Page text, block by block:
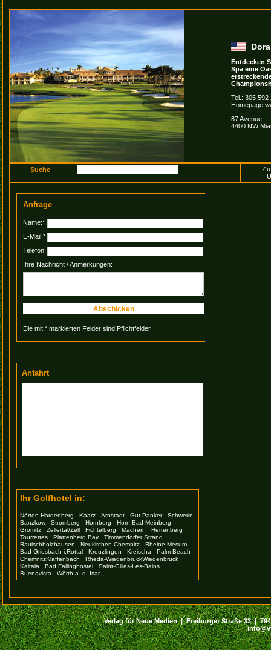
Entdecken
Spa eine
Tel.: 305 592
87 Avenue
4400 NW
Anfrage
Name:*
E-Mail:*
Telefon:
Ihre Nachricht / Anmerkungen:
Abschicken
Die mit * markierten Felder sind Pflichtfelder
Anfahrt
Ihr Golfhotel in:
Nörten-Hardenberg Kaarz Arnstadt Gut Panker
Schwerin-
Banzkow
Stromberg Hornberg
Horn-Bad Meinberg
Grömitz
Zellertal/Zell Fichtelberg Machern
Herrenberg
Tourrettes
Plattenberg Bay
Timmendorfer Strand
Rauischholzhausen
Neukirchen-Chemnitz
Rheine-Mesum
Bad Griesbach i.Rottal
Kreuzlingen Kreischa
Palm Beach
ChemnitzKlaffenbach
Rheda-WiedenbrückWiedenbrück
Kaitaia
Bad Fallingbostel
Saint-Gilles-Les-Bains
Buenavista
Wörth a. d. Isar
Verlag für Neue Medien | Freiburger Straße 33 |